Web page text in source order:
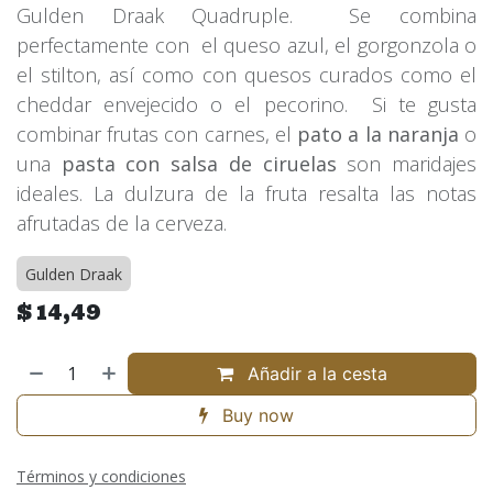
Gulden Draak Quadruple. Se combina
perfectamente con el queso azul, el gorgonzola o
el stilton, así como con quesos curados como el
cheddar envejecido o el pecorino. Si te gusta
combinar frutas con carnes, el pato a la naranja o
una pasta con salsa de ciruelas son maridajes
ideales. La dulzura de la fruta resalta las notas
afrutadas de la cerveza.
Gulden Draak
$14,49
Añadir a la cesta
Buy now
Términos y condiciones